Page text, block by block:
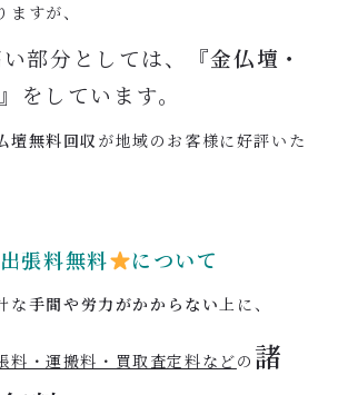
すが、
部分としては、
『金仏壇・
をしています。
壇無料回収 が地域のお客様に好評いた
張料無料 について
な手間や労力がかからない上に、
料・運搬料・買取査定料などの 諸